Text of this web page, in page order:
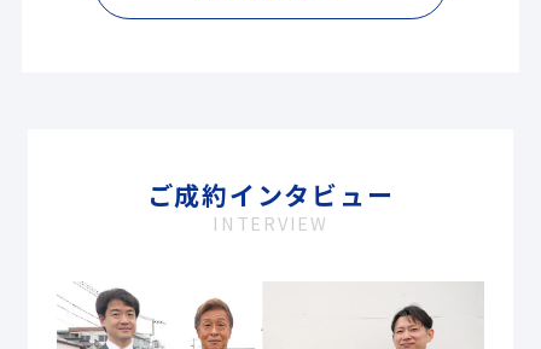
ご成約インタビュー
INTERVIEW